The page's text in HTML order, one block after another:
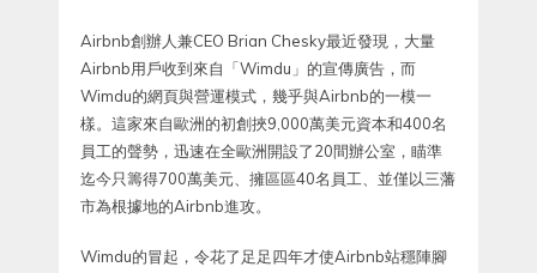
Airbnb創辦人兼CEO Brian Chesky最近發現，大量
Airbnb用戶收到來自「Wimdu」的宣傳廣告，而
Wimdu的網頁與營運模式，幾乎與Airbnb的一模一
樣。這家來自歐洲的初創挾9,000萬美元資本和400名
員工的聲勢，迅速在全歐洲開設了20間辦公室，瞄準
迄今只籌得700萬美元、擁區區40名員工、並僅以三藩
市為根據地的Airbnb進攻。
Wimdu的冒起，令花了足足四年才使Airbnb站穩陣腳